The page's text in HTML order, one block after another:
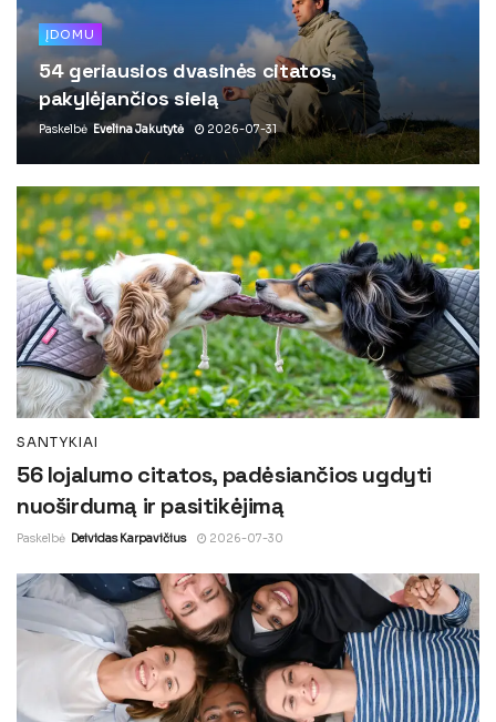
ĮDOMU
54 geriausios dvasinės citatos,
pakylėjančios sielą
Paskelbė Evelina Jakutytė 2026-07-31
SANTYKIAI
56 lojalumo citatos, padėsiančios ugdyti
nuoširdumą ir pasitikėjimą
Paskelbė Deividas Karpavičius 2026-07-30